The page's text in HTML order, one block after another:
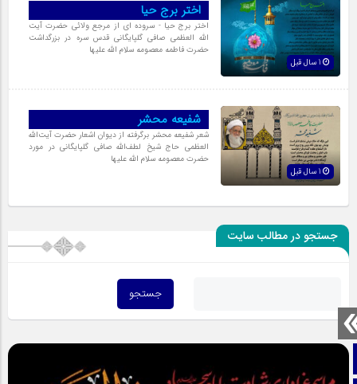
صفحه نخست
اختر برج حیا
اختر برج حیا - سروده ای از مرجع ولائی حضرت آیت
الله العظمی صافی گلپایگانی قدس سره در بزرگداشت
حضرت فاطمه معصومه سلام الله علیها
شفیعه محشر
شعر شفیعه محشر برگرفته از دیوان اشعار حضرت آیت‌اللّه
العظمی حاج شیخ لطف‌اللّه صافی گلپایگانی در مورد
حضرت معصومه سلام الله علیها
جستجو در مطالب سایت